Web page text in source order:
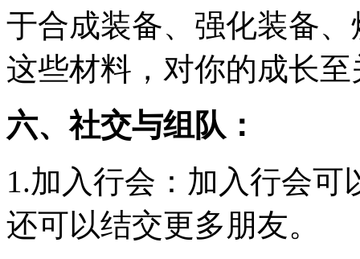
于合成装备、强化装备
这些材料，对你的成长
六、社交与组队：
1.加入行会：加入行会可
还可以结交更多朋友。